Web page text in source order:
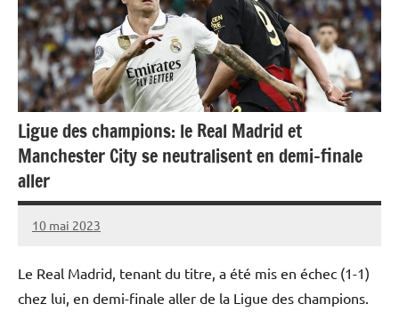
Ligue des champions: le Real Madrid et
Manchester City se neutralisent en demi-finale
aller
10 mai 2023
Admins
Le Real Madrid, tenant du titre, a été mis en échec (1-1)
chez lui, en demi-finale aller de la Ligue des champions.